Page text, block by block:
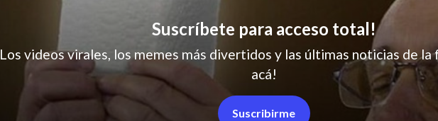
Suscríbete para acceso total!
Los videos virales, los memes más divertidos y las últimas noticias de la
acá!
Suscribirme